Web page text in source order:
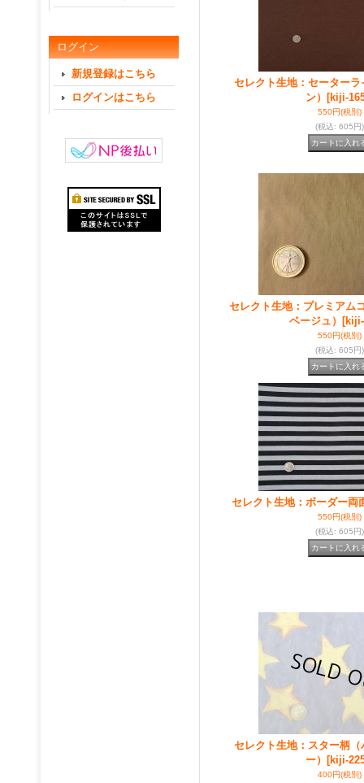
ログイン
新規登録はこちら
ログインはこちら
セレクト生地：セーター
ン）
[kiji-
550円(税別)
(税込: 605円)
セレクト生地：プレミアム
ベージュ）
550円(税別)
(税込: 605円)
セレクト生地：ボーダー両
550円(税別)
(税込: 605円)
セレクト生地：スター柄
ー）
[kiji-
400円(税別)